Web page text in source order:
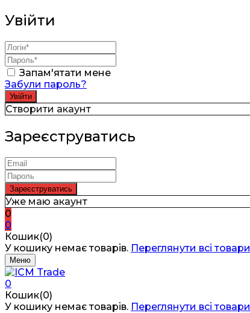
Увійти
Запам'ятати мене
Забули пароль?
Створити акаунт
Зареєструватись
Уже маю акаунт
0
0
Кошик(0)
У кошику немає товарів. Переглянути всі товари
Меню
0
Кошик(0)
У кошику немає товарів. Переглянути всі товари